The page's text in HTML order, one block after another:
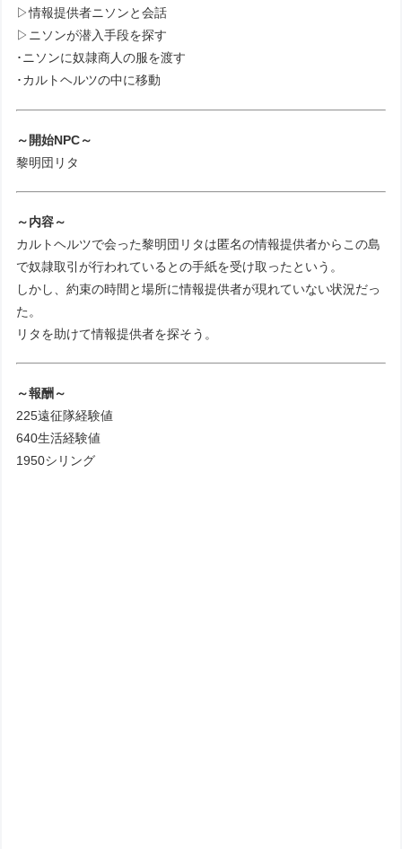
▷情報提供者ニソンと会話
▷ニソンが潜入手段を探す
･ニソンに奴隷商人の服を渡す
･カルトヘルツの中に移動
～開始NPC～
黎明団リタ
～内容～
カルトヘルツで会った黎明団リタは匿名の情報提供者からこの島
で奴隷取引が行われているとの手紙を受け取ったという。
しかし、約束の時間と場所に情報提供者が現れていない状況だっ
た。
リタを助けて情報提供者を探そう。
～報酬～
225遠征隊経験値
640生活経験値
1950シリング